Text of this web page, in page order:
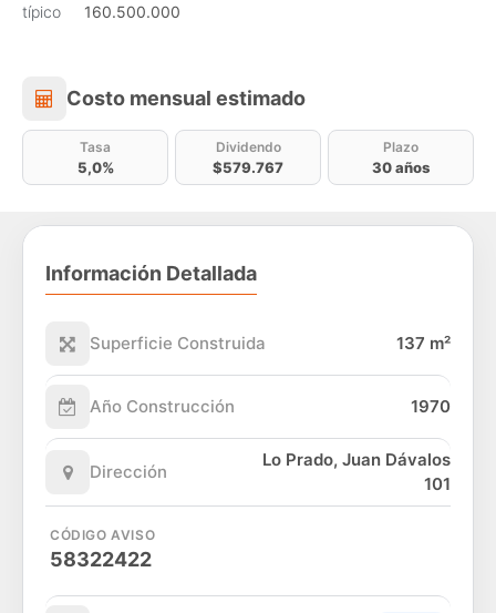
típico
160.500.000
Costo mensual estimado
Costo mensual estimado
Tasa
5,0%
Dividendo
$579.767
Plazo
30 años
Información Detallada
Superficie Construida 137 m²
Año Construcción 1970
Dirección
Lo Prado, Juan Dávalos
101
CÓDIGO AVISO
58322422